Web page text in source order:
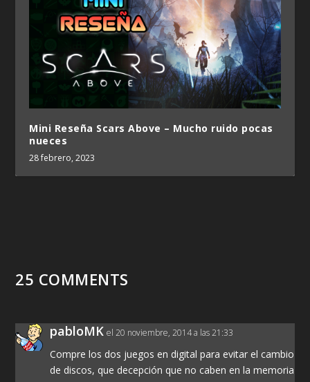
Mini Reseña Scars Above – Mucho ruido pocas
nueces
28 febrero, 2023
25 COMMENTS
pabloMK el 20 noviembre, 2014 a las 21:33
Compre los dos juegos en digital para evitar el cambio
de discos, que decepción que no caben en la memoria